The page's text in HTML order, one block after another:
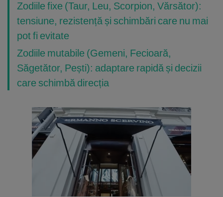
Zodiile fixe (Taur, Leu, Scorpion, Vărsător):
tensiune, rezistență și schimbări care nu mai
pot fi evitate
Zodiile mutabile (Gemeni, Fecioară,
Săgetător, Pești): adaptare rapidă și decizii
care schimbă direcția